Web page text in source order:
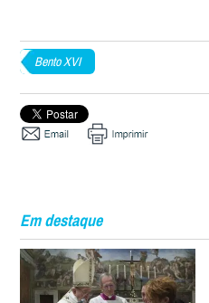
Bento XVI
Em destaque